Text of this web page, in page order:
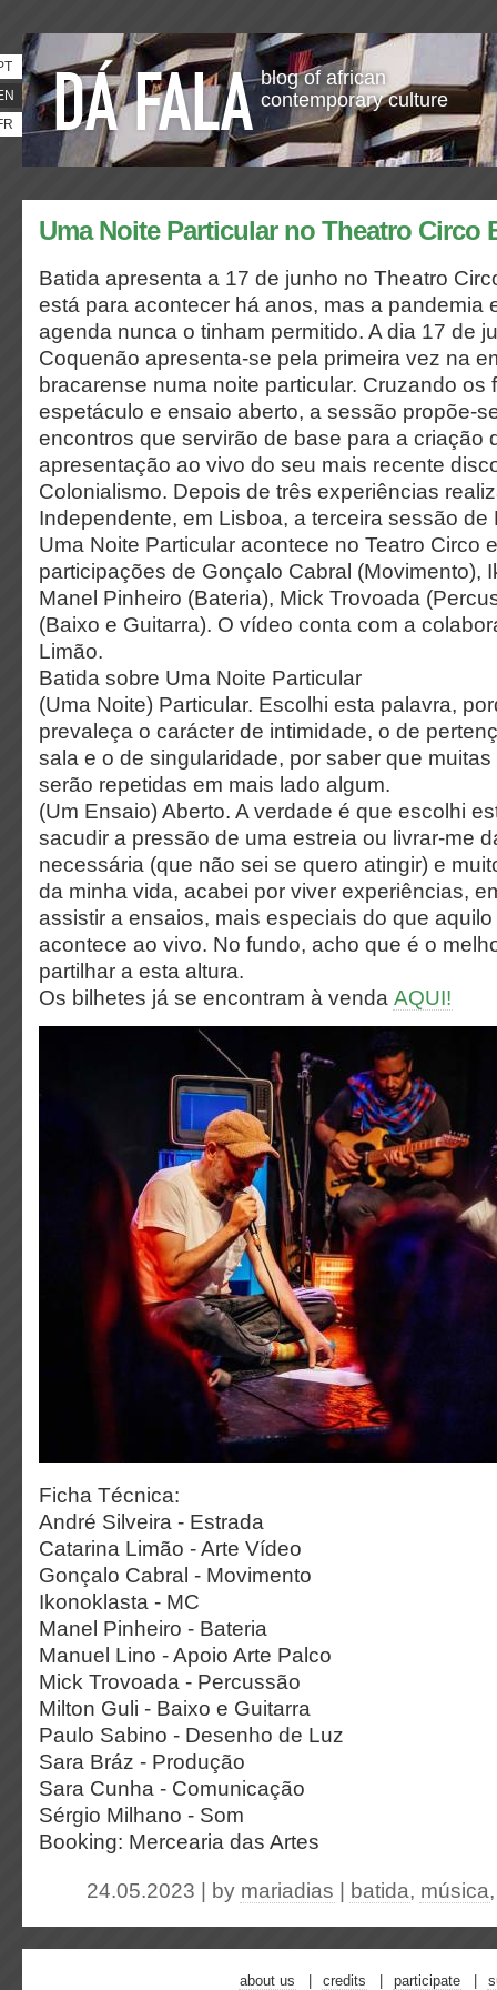
blog of african
contemporary culture
Uma Noite Particular no Theatro Circo
Batida apresenta a 17 de junho no Theatro
está para acontecer há anos, mas a pandemia
agenda nunca o tinham permitido. A dia 17 de
Coquenão apresenta-se pela primeira vez na
bracarense numa noite particular. Cruzando os
espetáculo e ensaio aberto, a sessão propõe-
encontros que servirão de base para a criação
apresentação ao vivo do seu mais recente
Colonialismo. Depois de três experiências
Independente, em Lisboa, a terceira sessão de
Uma Noite Particular acontece no Teatro Circo
participações de Gonçalo Cabral (Movimento),
Manel Pinheiro (Bateria), Mick Trovoada
(Baixo e Guitarra). O vídeo conta com a
Limão.
Batida sobre Uma Noite Particular
(Uma Noite) Particular. Escolhi esta palavra,
prevaleça o carácter de intimidade, o de
sala e o de singularidade, por saber que
serão repetidas em mais lado algum.
(Um Ensaio) Aberto. A verdade é que escolhi
sacudir a pressão de uma estreia ou livrar-me
necessária (que não sei se quero atingir) e
da minha vida, acabei por viver experiências,
assistir a ensaios, mais especiais do que
acontece ao vivo. No fundo, acho que é o
partilhar a esta altura.
Os bilhetes já se encontram à venda AQUI!
Ficha Técnica:
André Silveira - Estrada
Catarina Limão - Arte Vídeo
Gonçalo Cabral - Movimento
Ikonoklasta - MC
Manel Pinheiro - Bateria
Manuel Lino - Apoio Arte Palco
Mick Trovoada - Percussão
Milton Guli - Baixo e Guitarra
Paulo Sabino - Desenho de Luz
Sara Bráz - Produção
Sara Cunha - Comunicação
Sérgio Milhano - Som
Booking: Mercearia das Artes
24.05.2023 | by mariadias batida, música
about us credits participate